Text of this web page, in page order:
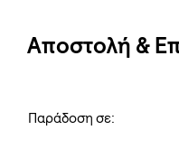
Αποστολή &
Παράδοση σε: